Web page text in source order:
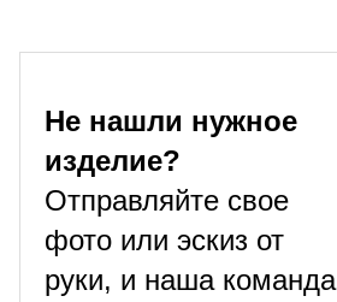
Не нашли нужное
изделие?
Отправляйте свое
фото или эскиз от
руки, и наша команда